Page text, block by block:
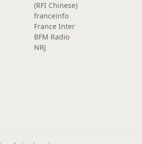
(RFI Chinese)
franceinfo
France Inter
BFM Radio
NRJ